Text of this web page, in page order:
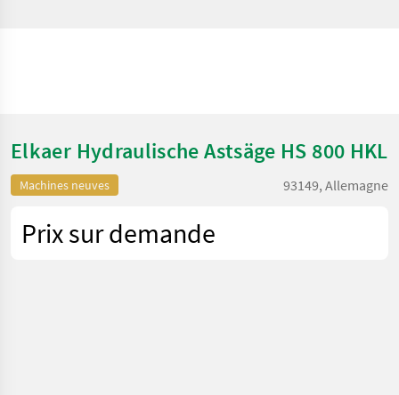
Elkaer Hydraulische Astsäge HS 800 HKL
Machines neuves 93149, Allemagne
Prix sur demande